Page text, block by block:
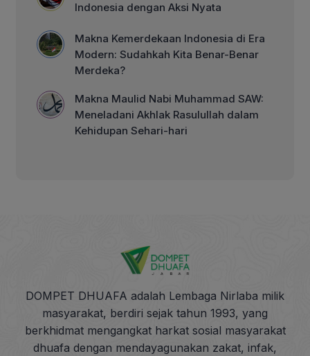
Indonesia dengan Aksi Nyata
Makna Kemerdekaan Indonesia di Era
Modern: Sudahkah Kita Benar-Benar
Merdeka?
Makna Maulid Nabi Muhammad SAW:
Meneladani Akhlak Rasulullah dalam
Kehidupan Sehari-hari
DOMPET DHUAFA adalah Lembaga Nirlaba milik
masyarakat, berdiri sejak tahun 1993, yang
berkhidmat mengangkat harkat sosial masyarakat
dhuafa dengan mendayagunakan zakat, infak,